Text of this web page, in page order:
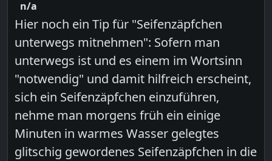
n/a
Hier noch ein Tip für "Seifenzäpfchen
unterwegs mitnehmen": Sofern man
unterwegs ist und es einem im Wortsinn
"notwendig" und damit hilfreich erscheint,
sich ein Seifenzäpfchen einzuführen,
nehme man morgens früh ein einige
Minuten in warmes Wasser gelegtes
glitschig gewordenes Seifenzäpfchen in die